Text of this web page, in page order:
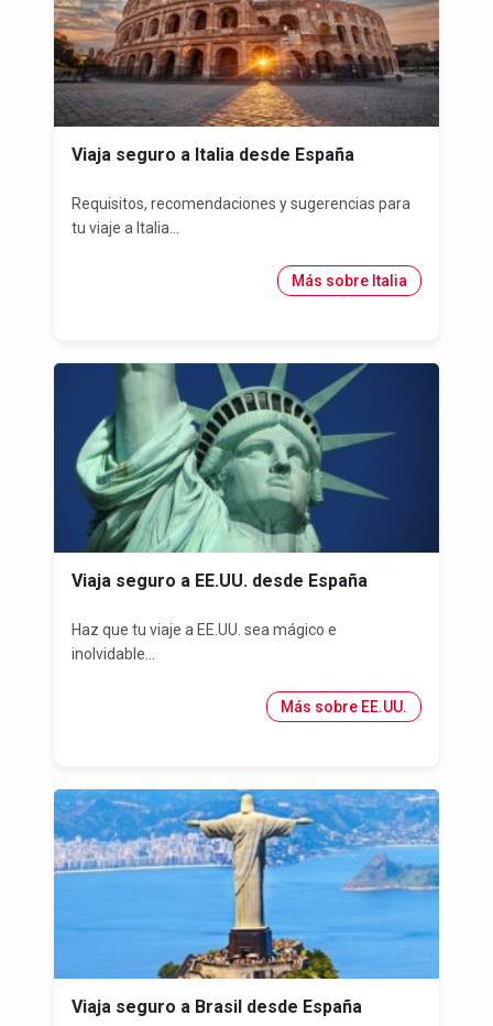
Viaja seguro a Italia desde España
Requisitos, recomendaciones y sugerencias para
tu viaje a Italia...
Más sobre Italia
Viaja seguro a EE.UU. desde España
Haz que tu viaje a EE.UU. sea mágico e
inolvidable...
Más sobre EE.UU.
Viaja seguro a Brasil desde España